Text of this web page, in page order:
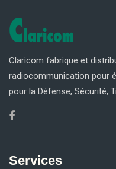
Claricom fabrique et
radiocommunication pour
pour la Défense, Sécurité,
Services